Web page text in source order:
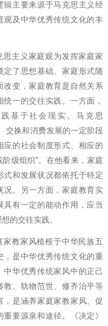
辑主要来源于马克思主义经
观及中华优秀传统文化的丰
主义家庭观为发挥家庭家
定了思想基础。家庭形式随
改变，家庭教育是自然关系
统一的交往实践。一方面，
基于社会现实。马克思
交换和消费发展的一定阶段
应的社会制度形式、相应的
阶级组织”。在他看来，家庭
式和发展状况都依托于特定
况。另一方面，家庭教育实
具有一定的能动作用，应当
的交往实践。
教家风植根于中华民族五
，是中华优秀传统文化的重
中华优秀传统家风中的正己
教、轨物范世、修齐治平等
，是涵养家庭家教家风、促
重要源泉和途径。《决定》